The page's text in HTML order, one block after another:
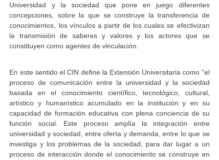
Universidad y la sociedad que pone en juego diferentes
concepciones, sobre la que se construye la transferencia de
conocimientos, los vínculos a partir de los cuales se efectivizan
la transmisión de saberes y valores y los actores que se
constituyen como agentes de vinculación.
En este sentido el CIN define la Extensión Universitaria como “el
proceso de comunicación entre la universidad y la sociedad
basada en el conocimiento científico, tecnológico, cultural,
artístico y humanístico acumulado en la institución y en su
capacidad de formación educativa con plena conciencia de su
función social. Este proceso amplía la integración entre
universidad y sociedad, entre oferta y demanda, entre lo que se
investiga y los problemas de la sociedad, para dar lugar a un
proceso de interacción donde el conocimiento se construye en